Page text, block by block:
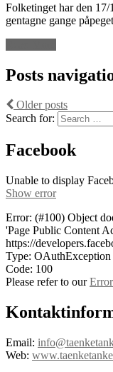
Folketinget har den
gentagne gange
Posts
Older posts
Search for:
Facebook
Unable to display
Show error
Error: (#100) Object
'Page Public Content
https://
Type: OAuthException
Code: 100
Please refer to our
Email:
Web: